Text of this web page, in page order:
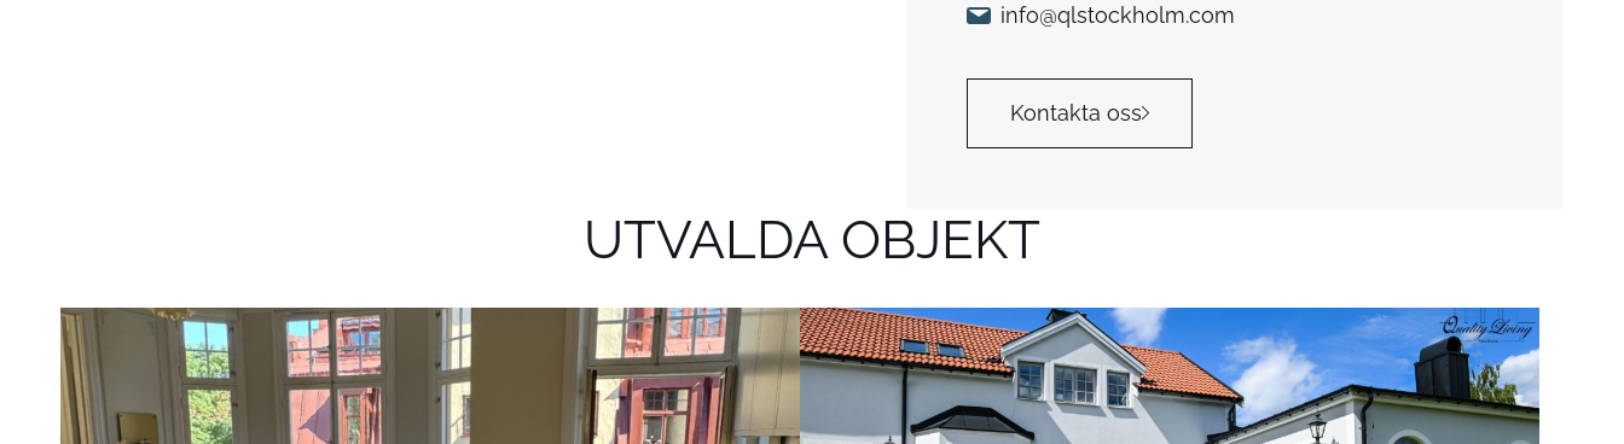
info@qlstockholm.com
Kontakta oss
UTVALDA OBJEKT